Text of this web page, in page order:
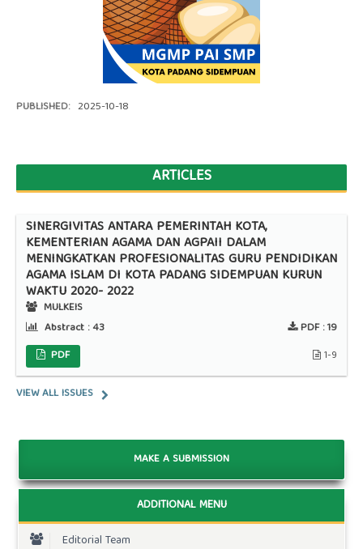
PUBLISHED: 2025-10-18
ARTICLES
SINERGIVITAS ANTARA PEMERINTAH KOTA,
KEMENTERIAN AGAMA DAN AGPAII DALAM
MENINGKATKAN PROFESIONALITAS GURU PENDIDIKAN
AGAMA ISLAM DI KOTA PADANG SIDEMPUAN KURUN
WAKTU 2020- 2022
MULKEIS
Abstract :43 PDF :19
PDF
1-9
VIEW ALL ISSUES
MAKE A SUBMISSION
ADDITIONAL MENU
Editorial Team